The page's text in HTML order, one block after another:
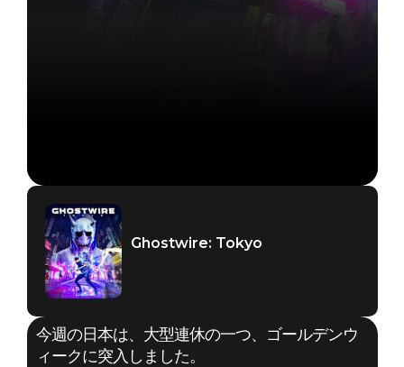
Ghostwire: Tokyo
今週の日本は、大型連休の一つ、ゴールデンウ
ィークに突入しました。